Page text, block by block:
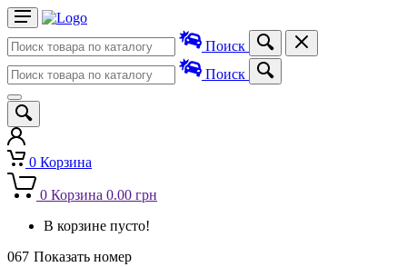
Поиск
Поиск
0 Корзина
0 Корзина 0.00 грн
В корзине пусто!
067 Показать номер